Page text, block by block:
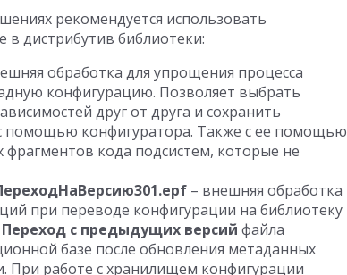
рекомендуется использовать
дистрибутив библиотеки:
обработка для упрощения процесса
конфигурацию. Позволяет выбрать
друг от друга и сохранить
помощью конфигуратора. Также с ее помощью
кода подсистем, которые не
– внешняя обработка
при переводе конфигурации на библиотеку
Переход с предыдущих версий файла
базе после обновления метаданных
При работе с хранилищем конфигурации